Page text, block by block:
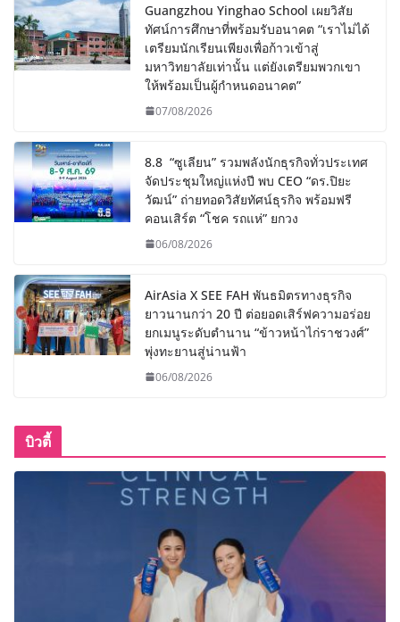
Guangzhou Yinghao School เผยวิสัย
ทัศน์การศึกษาที่พร้อมรับอนาคต “เราไม่ได้
เตรียมนักเรียนเพียงเพื่อก้าวเข้าสู่
มหาวิทยาลัยเท่านั้น แต่ยังเตรียมพวกเขา
ให้พร้อมเป็นผู้กำหนดอนาคต”
07/08/2026
8.8 “ซูเลียน” รวมพลังนักธุรกิจทั่วประเทศ
จัดประชุมใหญ่แห่งปี พบ CEO “ดร.ปิยะ
วัฒน์” ถ่ายทอดวิสัยทัศน์ธุรกิจ พร้อมฟรี
คอนเสิร์ต “โชค รถแห่” ยกวง
06/08/2026
AirAsia X SEE FAH พันธมิตรทางธุรกิจ
ยาวนานกว่า 20 ปี ต่อยอดเสิร์ฟความอร่อย
ยกเมนูระดับตำนาน “ข้าวหน้าไก่ราชวงศ์”
พุ่งทะยานสู่น่านฟ้า
06/08/2026
บิวตี้